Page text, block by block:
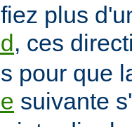
plus
, ces
pour que
suivante